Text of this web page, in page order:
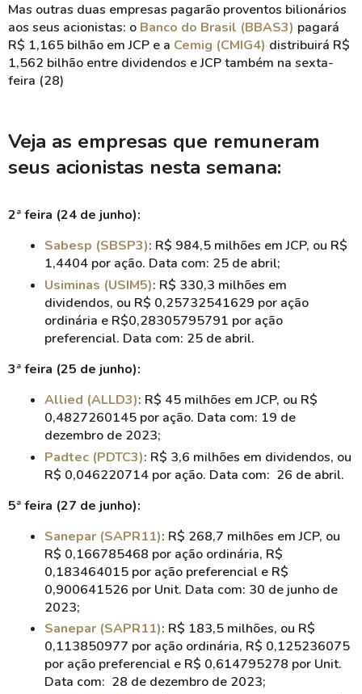
Mas outras duas empresas pagarão proventos bilionários
aos seus acionistas: o Banco do Brasil (BBAS3) pagará
R$ 1,165 bilhão em JCP e a Cemig (CMIG4) distribuirá R$
1,562 bilhão entre dividendos e JCP também na sexta-
feira (28)
Veja as empresas que remuneram
seus acionistas nesta semana:
2ª feira (24 de junho):
Sabesp (SBSP3): R$ 984,5 milhões em JCP, ou R$
1,4404 por ação. Data com: 25 de abril;
Usiminas (USIM5): R$ 330,3 milhões em
dividendos, ou R$ 0,25732541629 por ação
ordinária e R$0,28305795791 por ação
preferencial. Data com: 25 de abril.
3ª feira (25 de junho):
Allied (ALLD3): R$ 45 milhões em JCP, ou R$
0,4827260145 por ação. Data com: 19 de
dezembro de 2023;
Padtec (PDTC3): R$ 3,6 milhões em dividendos, ou
R$ 0,046220714 por ação. Data com: 26 de abril.
5ª feira (27 de junho):
Sanepar (SAPR11): R$ 268,7 milhões em JCP, ou
R$ 0,166785468 por ação ordinária, R$
0,183464015 por ação preferencial e R$
0,900641526 por Unit. Data com: 30 de junho de
2023;
Sanepar (SAPR11): R$ 183,5 milhões, ou R$
0,113850977 por ação ordinária, R$ 0,125236075
por ação preferencial e R$ 0,614795278 por Unit.
Data com: 28 de dezembro de 2023;